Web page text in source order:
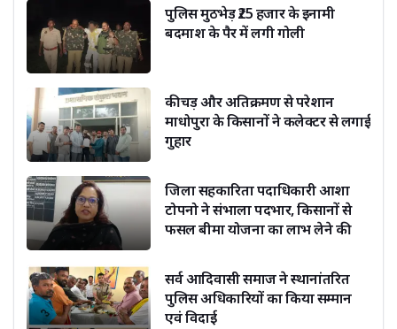
पुलिस मुठभेड़ ₹25 हजार के इनामी
बदमाश के पैर में लगी गोली
कीचड़ और अतिक्रमण से परेशान
माधोपुरा के किसानों ने कलेक्टर से लगाई
गुहार
जिला सहकारिता पदाधिकारी आशा
टोपनो ने संभाला पदभार, किसानों से
फसल बीमा योजना का लाभ लेने की
सर्व आदिवासी समाज ने स्थानांतरित
पुलिस अधिकारियों का किया सम्मान
एवं विदाई